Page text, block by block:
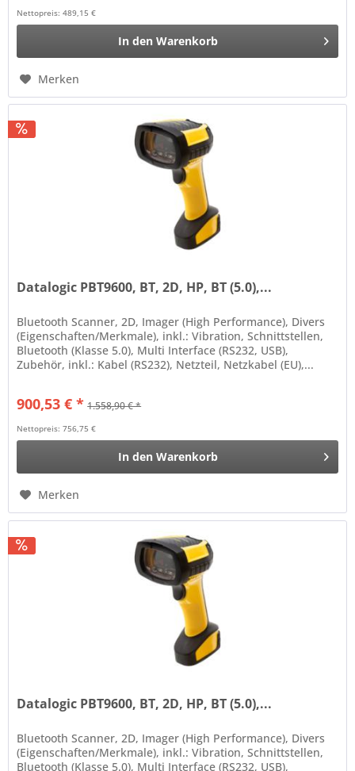
Nettopreis: 489,15 €
In den Warenkorb
Merken
Datalogic PBT9600, BT, 2D, HP, BT (5.0),...
Bluetooth Scanner, 2D, Imager (High Performance), Divers
(Eigenschaften/Merkmale), inkl.: Vibration, Schnittstellen,
Bluetooth (Klasse 5.0), Multi Interface (RS232, USB),
Zubehör, inkl.: Kabel (RS232), Netzteil, Netzkabel (EU),...
900,53 € * 1.558,90 € *
Nettopreis: 756,75 €
In den Warenkorb
Merken
Datalogic PBT9600, BT, 2D, HP, BT (5.0),...
Bluetooth Scanner, 2D, Imager (High Performance), Divers
(Eigenschaften/Merkmale), inkl.: Vibration, Schnittstellen,
Bluetooth (Klasse 5.0), Multi Interface (RS232, USB),